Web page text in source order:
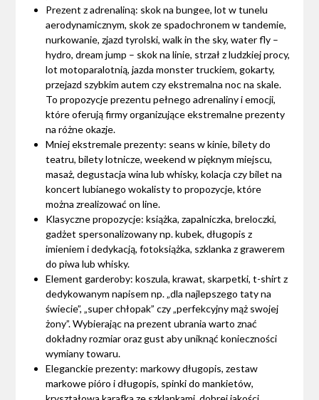
Prezent z adrenaliną: skok na bungee, lot w tunelu
aerodynamicznym, skok ze spadochronem w tandemie,
nurkowanie, zjazd tyrolski, walk in the sky, water fly –
hydro, dream jump – skok na linie, strzał z ludzkiej procy,
lot motoparalotnią, jazda monster truckiem, gokarty,
przejazd szybkim autem czy ekstremalna noc na skale.
To propozycje prezentu pełnego adrenaliny i emocji,
które oferują firmy organizujące ekstremalne prezenty
na różne okazje.
Mniej ekstremale prezenty: seans w kinie, bilety do
teatru, bilety lotnicze, weekend w pięknym miejscu,
masaż, degustacja wina lub whisky, kolacja czy bilet na
koncert lubianego wokalisty to propozycje, które
można zrealizować on line.
Klasyczne propozycje: książka, zapalniczka, breloczki,
gadżet spersonalizowany np. kubek, długopis z
imieniem i dedykacją, fotoksiążka, szklanka z grawerem
do piwa lub whisky.
Element garderoby: koszula, krawat, skarpetki, t-shirt z
dedykowanym napisem np. „dla najlepszego taty na
świecie”, „super chłopak” czy „perfekcyjny mąż swojej
żony”. Wybierając na prezent ubrania warto znać
dokładny rozmiar oraz gust aby uniknąć konieczności
wymiany towaru.
Eleganckie prezenty: markowy długopis, zestaw
markowe pióro i długopis, spinki do mankietów,